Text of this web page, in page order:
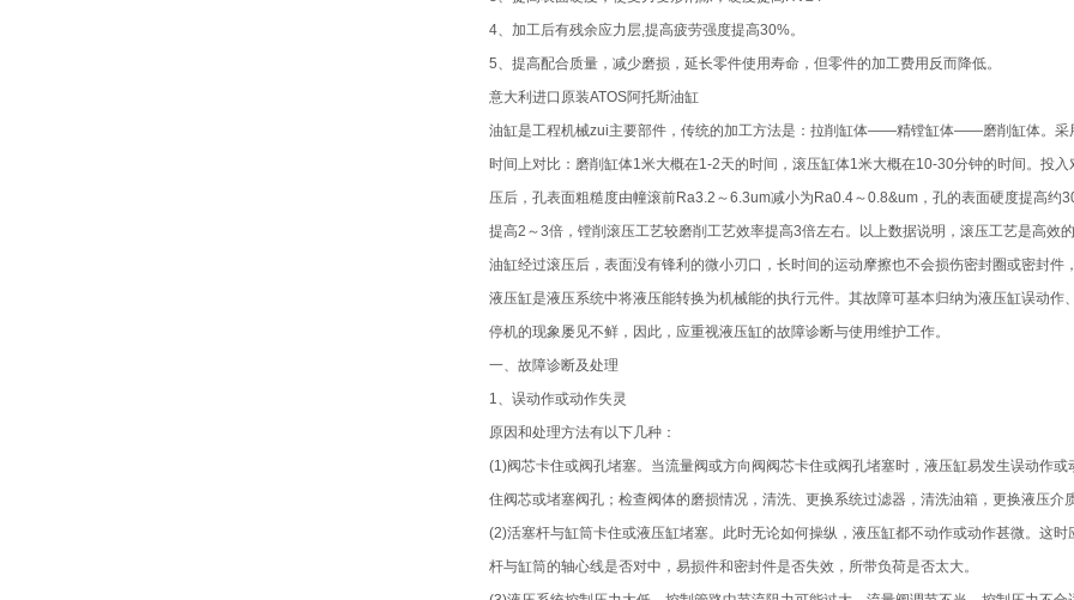
4、加工后有残余应力层,提高疲劳强度提高30%。
5、提高配合质量，减少磨损，延长零件使用寿命，但零件的加工费用反而降低。
意大利进口原装ATOS阿托斯油缸
油缸是工程机械zui主要部件，传统的加工方法是：拉削缸体——精镗缸体——磨削缸体。
时间上对比：磨削缸体1米大概在1-2天的时间，滚压缸体1米大概在10-30分钟的时间。
压后，孔表面粗糙度由幢滚前Ra3.2～6.3um减小为Ra0.4～0.8&um，孔的表面硬度提高
提高2～3倍，镗削滚压工艺较磨削工艺效率提高3倍左右。以上数据说明，滚压工艺是高效
油缸经过滚压后，表面没有锋利的微小刃口，长时间的运动摩擦也不会损伤密封圈或密封件
液压缸是液压系统中将液压能转换为机械能的执行元件。其故障可基本归纳为液压缸误动
停机的现象屡见不鲜，因此，应重视液压缸的故障诊断与使用维护工作。
一、故障诊断及处理
1、误动作或动作失灵
原因和处理方法有以下几种：
(1)阀芯卡住或阀孔堵塞。当流量阀或方向阀阀芯卡住或阀孔堵塞时，液压缸易发生误动作
住阀芯或堵塞阀孔；检查阀体的磨损情况，清洗、更换系统过滤器，清洗油箱，更换液压介
(2)活塞杆与缸筒卡住或液压缸堵塞。此时无论如何操纵，液压缸都不动作或动作甚微。这
杆与缸筒的轴心线是否对中，易损件和密封件是否失效，所带负荷是否太大。